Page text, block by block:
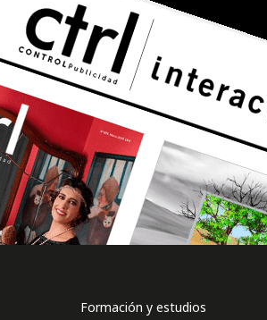
Formación y estudios